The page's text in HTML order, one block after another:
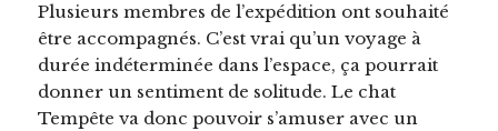
Plusieurs membres de l’expédition ont souhaité
être accompagnés. C’est vrai qu’un voyage à
durée indéterminée dans l’espace, ça pourrait
donner un sentiment de solitude. Le chat
Tempête va donc pouvoir s’amuser avec un